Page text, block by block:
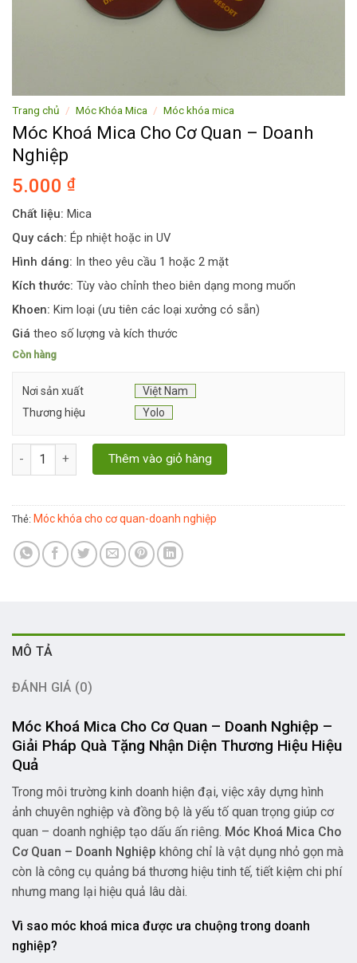
Trang chủ / Móc Khóa Mica / Móc khóa mica
Móc Khoá Mica Cho Cơ Quan – Doanh
Nghiệp
5.000 ₫
Chất liệu: Mica
Quy cách: Ép nhiệt hoặc in UV
Hình dáng: In theo yêu cầu 1 hoặc 2 mặt
Kích thước: Tùy vào chỉnh theo biên dạng mong muốn
Khoen: Kim loại (ưu tiên các loại xưởng có sẵn)
Giá theo số lượng và kích thước
Còn hàng
Nơi sản xuất
Việt Nam
Thương hiệu
Yolo
Móc Khoá Mica Cho Cơ Quan - Doanh Nghiệp số lượng
Thêm vào giỏ hàng
Thẻ: Móc khóa cho cơ quan-doanh nghiệp
MÔ TẢ
ĐÁNH GIÁ (0)
Móc Khoá Mica Cho Cơ Quan – Doanh Nghiệp –
Giải Pháp Quà Tặng Nhận Diện Thương Hiệu Hiệu
Quả
Trong môi trường kinh doanh hiện đại, việc xây dựng hình
ảnh chuyên nghiệp và đồng bộ là yếu tố quan trọng giúp cơ
quan – doanh nghiệp tạo dấu ấn riêng. Móc Khoá Mica Cho
Cơ Quan – Doanh Nghiệp không chỉ là vật dụng nhỏ gọn mà
còn là công cụ quảng bá thương hiệu tinh tế, tiết kiệm chi phí
nhưng mang lại hiệu quả lâu dài.
Vì sao móc khoá mica được ưa chuộng trong doanh
nghiệp?